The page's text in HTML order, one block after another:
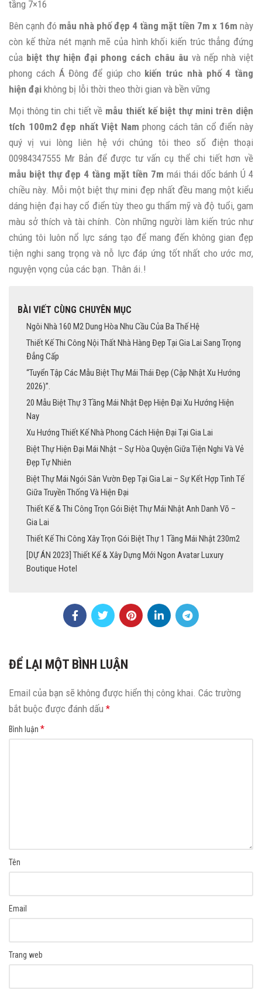
tầng 7×16
Bên cạnh đó mẫu nhà phố đẹp 4 tầng mặt tiền 7m x 16m này
còn kế thừa nét mạnh mẽ của hình khối kiến trúc thẳng đứng
của biệt thự hiện đại phong cách châu âu và nếp nhà việt
phong cách Á Đông để giúp cho kiến trúc nhà phố 4 tầng
hiện đại không bị lỗi thời theo thời gian và bền vững
Mọi thông tin chi tiết về mẫu thiết kế biệt thự mini trên diện
tích 100m2 đẹp nhất Việt Nam phong cách tân cổ điển này
quý vị vui lòng liên hệ với chúng tôi theo số điện thoại
00984347555 Mr Bản để được tư vấn cụ thể chi tiết hơn về
mẫu biệt thự đẹp 4 tầng mặt tiền 7m mái thái dốc bánh Ú 4
chiều này. Mỗi một biệt thự mini đẹp nhất đều mang một kiểu
dáng hiện đại hay cổ điển tùy theo gu thẩm mỹ và độ tuổi, gam
màu sở thích và tài chính. Còn những người làm kiến trúc như
chúng tôi luôn nổ lực sáng tạo để mang đến không gian đẹp
tiện nghi sang trọng và nỗ lực đáp ứng tốt nhất cho ước mơ,
nguyện vọng của các bạn. Thân ái.!
BÀI VIẾT CÙNG CHUYÊN MỤC
Ngôi Nhà 160 M2 Dung Hòa Nhu Cầu Của Ba Thế Hệ
Thiết Kế Thi Công Nội Thất Nhà Hàng Đẹp Tại Gia Lai Sang Trọng
Đẳng Cấp
“Tuyển Tập Các Mẫu Biệt Thự Mái Thái Đẹp (Cập Nhật Xu Hướng
2026)”.
20 Mẫu Biệt Thự 3 Tầng Mái Nhật Đẹp Hiện Đại Xu Hướng Hiện
Nay
Xu Hướng Thiết Kế Nhà Phong Cách Hiện Đại Tại Gia Lai
Biệt Thự Hiện Đại Mái Nhật – Sự Hòa Quyện Giữa Tiện Nghi Và Vẻ
Đẹp Tự Nhiên
Biệt Thự Mái Ngói Sân Vườn Đẹp Tại Gia Lai – Sự Kết Hợp Tinh Tế
Giữa Truyền Thống Và Hiện Đại
Thiết Kế & Thi Công Trọn Gói Biệt Thự Mái Nhật Anh Danh Võ –
Gia Lai
Thiết Kế Thi Công Xây Trọn Gói Biệt Thự 1 Tầng Mái Nhật 230m2
[DỰ ÁN 2023] Thiết Kế & Xây Dựng Mới Ngon Avatar Luxury
Boutique Hotel
ĐỂ LẠI MỘT BÌNH LUẬN
Email của bạn sẽ không được hiển thị công khai. Các trường
bắt buộc được đánh dấu *
Bình luận *
Tên
Email
Trang web